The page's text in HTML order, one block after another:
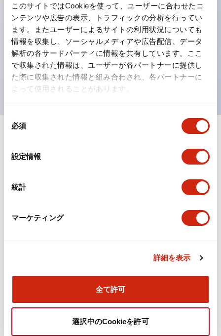
このサイトではCookieを使って、ユーザーに合わせたコ
ンテンツや広告の表示、トラフィックの分析を行ってい
ます。またユーザーによるサイトの利用状況についても
情報を収集し、ソーシャルメディアや広告配信、データ
解析の各サードパーティに情報を共有しています。ここ
で収集された情報は、ユーザーが各パートナーに提供し
た際に収集された情報と組み合わされ、各パートナーに
よって使用されることがあります。
必須
設定情報
統計
マーケティング
詳細を表示
全て許可
選択中のCookieを許可
タイプの定格使用電圧が最大240Vまで対応可能になり
ました。
ひとつで6色の役をこなすLED球（LSRD球）。これま
で色ごとに分かれていたLED球を、1色のLED球で各色
を表現できるようにしました。
UL、CSA、TÜV、CCC認証品。
形状仕様
電気的仕様(照光部定格)
環境仕様
機能仕様